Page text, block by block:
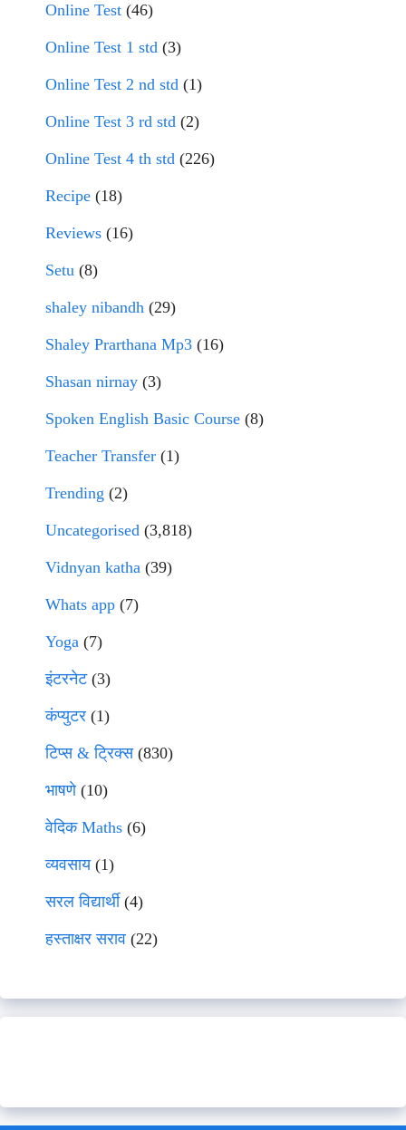
Online Test (46)
Online Test 1 std (3)
Online Test 2 nd std (1)
Online Test 3 rd std (2)
Online Test 4 th std (226)
Recipe (18)
Reviews (16)
Setu (8)
shaley nibandh (29)
Shaley Prarthana Mp3 (16)
Shasan nirnay (3)
Spoken English Basic Course (8)
Teacher Transfer (1)
Trending (2)
Uncategorised (3,818)
Vidnyan katha (39)
Whats app (7)
Yoga (7)
इंटरनेट(3)
कंप्युटर (1)
टिप्स & ट्रिक्स(830)
भाषणे(10)
वेदिक Maths (6)
व्यवसाय(1)
सरल विद्यार्थी(4)
हस्ताक्षर सराव (22)